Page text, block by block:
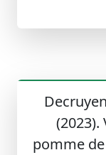
pomme